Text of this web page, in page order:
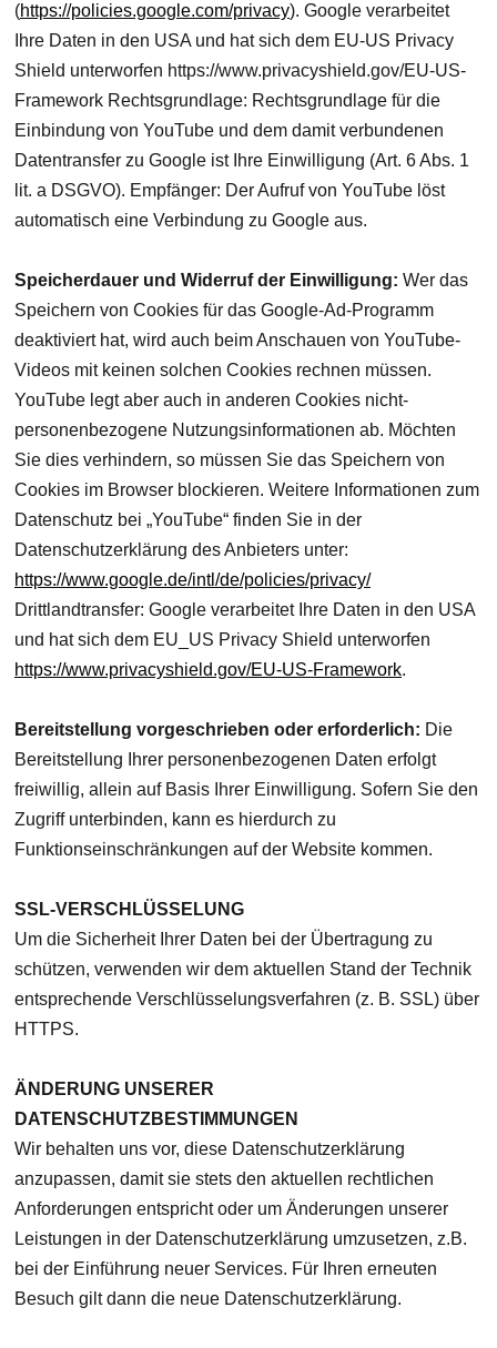
(https://policies.google.com/privacy). Google verarbeitet
Ihre Daten in den USA und hat sich dem EU-US Privacy
Shield unterworfen https://www.privacyshield.gov/EU-US-
Framework Rechtsgrundlage: Rechtsgrundlage für die
Einbindung von YouTube und dem damit verbundenen
Datentransfer zu Google ist Ihre Einwilligung (Art. 6 Abs. 1
lit. a DSGVO). Empfänger: Der Aufruf von YouTube löst
automatisch eine Verbindung zu Google aus.
Speicherdauer und Widerruf der Einwilligung: Wer das
Speichern von Cookies für das Google-Ad-Programm
deaktiviert hat, wird auch beim Anschauen von YouTube-
Videos mit keinen solchen Cookies rechnen müssen.
YouTube legt aber auch in anderen Cookies nicht-
personenbezogene Nutzungsinformationen ab. Möchten
Sie dies verhindern, so müssen Sie das Speichern von
Cookies im Browser blockieren. Weitere Informationen zum
Datenschutz bei „YouTube“ finden Sie in der
Datenschutzerklärung des Anbieters unter:
https://www.google.de/intl/de/policies/privacy/
Drittlandtransfer: Google verarbeitet Ihre Daten in den USA
und hat sich dem EU_US Privacy Shield unterworfen
https://www.privacyshield.gov/EU-US-Framework.
Bereitstellung vorgeschrieben oder erforderlich: Die
Bereitstellung Ihrer personenbezogenen Daten erfolgt
freiwillig, allein auf Basis Ihrer Einwilligung. Sofern Sie den
Zugriff unterbinden, kann es hierdurch zu
Funktionseinschränkungen auf der Website kommen.
SSL-VERSCHLÜSSELUNG
Um die Sicherheit Ihrer Daten bei der Übertragung zu
schützen, verwenden wir dem aktuellen Stand der Technik
entsprechende Verschlüsselungsverfahren (z. B. SSL) über
HTTPS.
ÄNDERUNG UNSERER
DATENSCHUTZBESTIMMUNGEN
Wir behalten uns vor, diese Datenschutzerklärung
anzupassen, damit sie stets den aktuellen rechtlichen
Anforderungen entspricht oder um Änderungen unserer
Leistungen in der Datenschutzerklärung umzusetzen, z.B.
bei der Einführung neuer Services. Für Ihren erneuten
Besuch gilt dann die neue Datenschutzerklärung.